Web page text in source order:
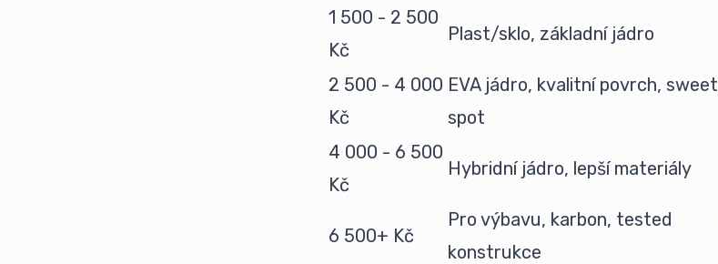
1 500 - 2 500
Kč
Plast/sklo, základní jádro
2 500 - 4 000
Kč
EVA jádro, kvalitní povrch, sweet
spot
4 000 - 6 500
Kč
Hybridní jádro, lepší materiály
6 500+ Kč
Pro výbavu, karbon, tested
konstrukce